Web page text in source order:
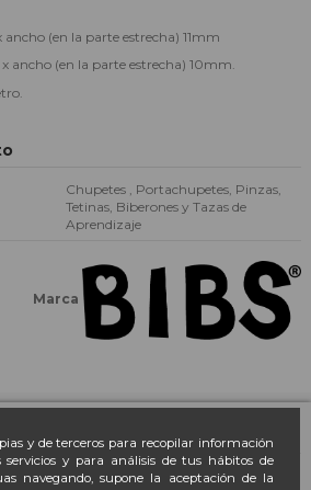
y de terceros para recopilar información
y para análisis de tus hábitos de
navegando, supone la aceptación de la
(en la parte estrecha) 11mm
ancho (en la parte estrecha) 10mm.
Chupetes , Portachupetes, Pinzas,
Tetinas, Biberones y Tazas de
Aprendizaje
Marca